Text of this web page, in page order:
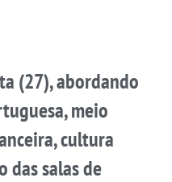
(27), abordando
meio
cultura
das salas de